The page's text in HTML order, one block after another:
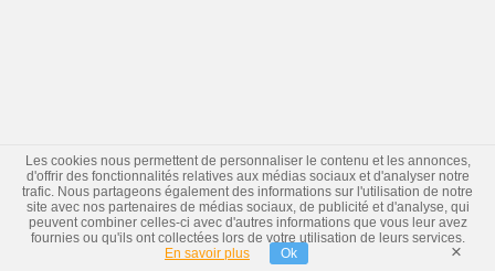
Les cookies nous permettent de personnaliser le contenu et les annonces,
d'offrir des fonctionnalités relatives aux médias sociaux et d'analyser notre
trafic. Nous partageons également des informations sur l'utilisation de notre
site avec nos partenaires de médias sociaux, de publicité et d'analyse, qui
peuvent combiner celles-ci avec d'autres informations que vous leur avez
fournies ou qu'ils ont collectées lors de votre utilisation de leurs services.
En savoir plus
Ok ×